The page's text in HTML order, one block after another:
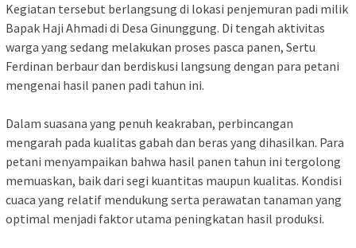
Kegiatan tersebut berlangsung di lokasi penjemuran padi milik
Bapak Haji Ahmadi di Desa Ginunggung. Di tengah aktivitas
warga yang sedang melakukan proses pasca panen, Sertu
Ferdinan berbaur dan berdiskusi langsung dengan para petani
mengenai hasil panen padi tahun ini.
Dalam suasana yang penuh keakraban, perbincangan
mengarah pada kualitas gabah dan beras yang dihasilkan. Para
petani menyampaikan bahwa hasil panen tahun ini tergolong
memuaskan, baik dari segi kuantitas maupun kualitas. Kondisi
cuaca yang relatif mendukung serta perawatan tanaman yang
optimal menjadi faktor utama peningkatan hasil produksi.